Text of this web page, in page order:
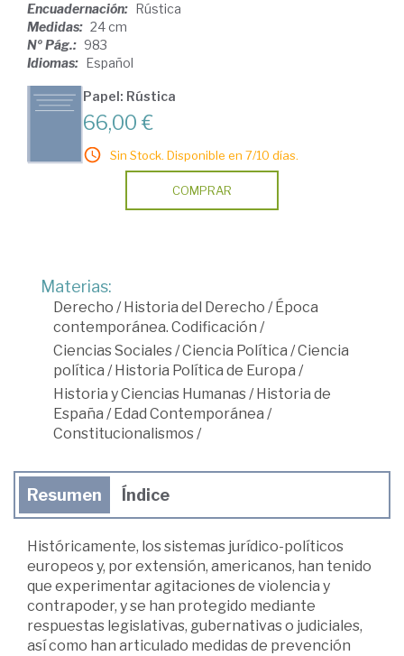
Encuadernación: Rústica
Medidas: 24 cm
Nº Pág.: 983
Idiomas: Español
Papel: Rústica
66,00 €
Sin Stock. Disponible en 7/10 días.
COMPRAR
Materias:
Derecho / Historia del Derecho / Época
contemporánea. Codificación /
Ciencias Sociales/Ciencia Política /Ciencia
política / Historia Política de Europa /
Historia y Ciencias Humanas/ Historia de
España / Edad Contemporánea /
Constitucionalismos/
Resumen Índice
Históricamente, los sistemas jurídico-políticos
europeos y, por extensión, americanos, han tenido
que experimentar agitaciones de violencia y
contrapoder, y se han protegido mediante
respuestas legislativas, gubernativas o judiciales,
así como han articulado medidas de prevención